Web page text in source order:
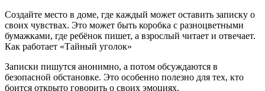
Создайте место в доме, где каждый может оставить записку о
своих чувствах. Это может быть коробка с разноцветными
бумажками, где ребёнок пишет, а взрослый читает и отвечает.
Как работает «Тайный уголок»
Записки пишутся анонимно, а потом обсуждаются в
безопасной обстановке. Это особенно полезно для тех, кто
боится открыто говорить о своих эмоциях.